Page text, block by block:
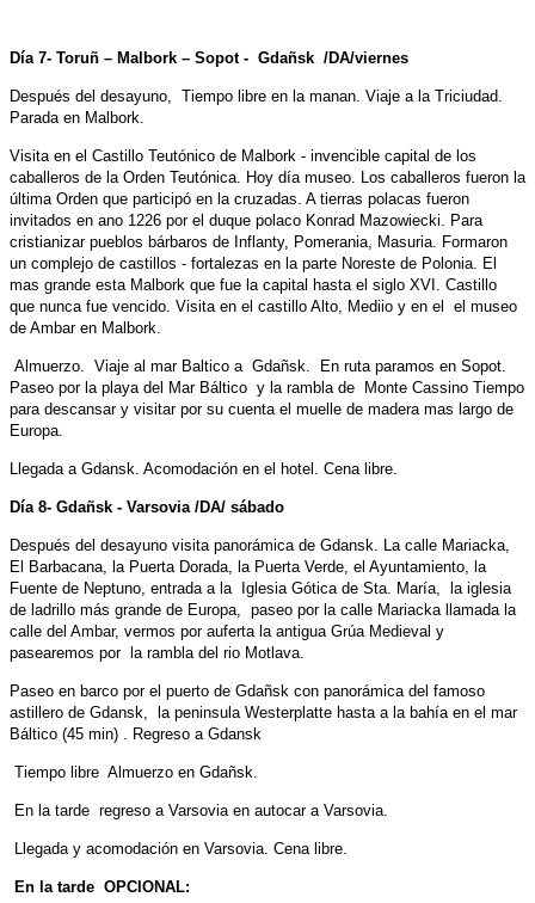
Día 7- Toruñ – Malbork – Sopot - Gdañsk /DA/viernes
Después del desayuno, Tiempo libre en la manan. Viaje a la Triciudad.
Parada en Malbork.
Visita en el Castillo Teutónico de Malbork - invencible capital de los
caballeros de la Orden Teutónica. Hoy día museo. Los caballeros fueron la
última Orden que participó en la cruzadas. A tierras polacas fueron
invitados en ano 1226 por el duque polaco Konrad Mazowiecki. Para
cristianizar pueblos bárbaros de Inflanty, Pomerania, Masuria. Formaron
un complejo de castillos - fortalezas en la parte Noreste de Polonia. El
mas grande esta Malbork que fue la capital hasta el siglo XVI. Castillo
que nunca fue vencido. Visita en el castillo Alto, Mediio y en el el museo
de Ambar en Malbork.
Almuerzo. Viaje al mar Baltico a Gdañsk. En ruta paramos en Sopot.
Paseo por la playa del Mar Báltico y la rambla de Monte Cassino Tiempo
para descansar y visitar por su cuenta el muelle de madera mas largo de
Europa.
Llegada a Gdansk. Acomodación en el hotel. Cena libre.
Día 8- Gdañsk - Varsovia /DA/ sábado
Después del desayuno visita panorámica de Gdansk. La calle Mariacka,
El Barbacana, la Puerta Dorada, la Puerta Verde, el Ayuntamiento, la
Fuente de Neptuno, entrada a la Iglesia Gótica de Sta. María, la iglesia
de ladrillo más grande de Europa, paseo por la calle Mariacka llamada la
calle del Ambar, vermos por auferta la antigua Grúa Medieval y
pasearemos por la rambla del rio Motlava.
Paseo en barco por el puerto de Gdañsk con panorámica del famoso
astillero de Gdansk, la peninsula Westerplatte hasta a la bahía en el mar
Báltico (45 min) . Regreso a Gdansk
Tiempo libre Almuerzo en Gdañsk.
En la tarde regreso a Varsovia en autocar a Varsovia.
Llegada y acomodación en Varsovia. Cena libre.
En la tarde OPCIONAL: